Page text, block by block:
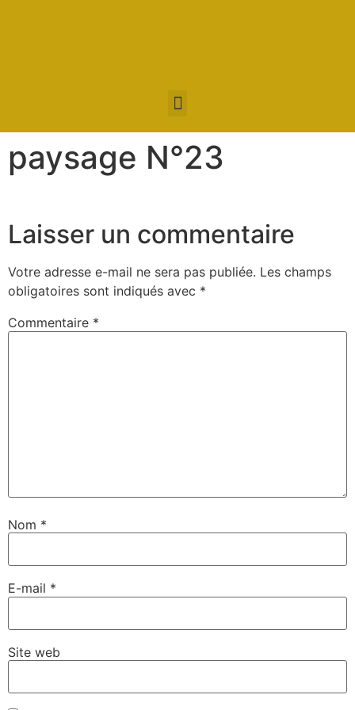
paysage N°23
Laisser un commentaire
Votre adresse e-mail ne sera pas publiée. Les champs
obligatoires sont indiqués avec *
Commentaire *
Nom *
E-mail *
Site web